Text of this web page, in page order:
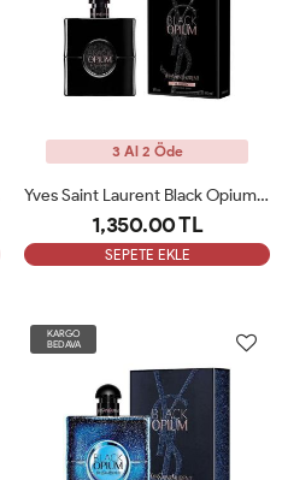
3 Al 2 Öde
Yves Saint Laurent Black Opium Le Parfum 90 Ml Bayan Parfüm ARC
1,350.00 TL
SEPETE EKLE
KARGO
BEDAVA